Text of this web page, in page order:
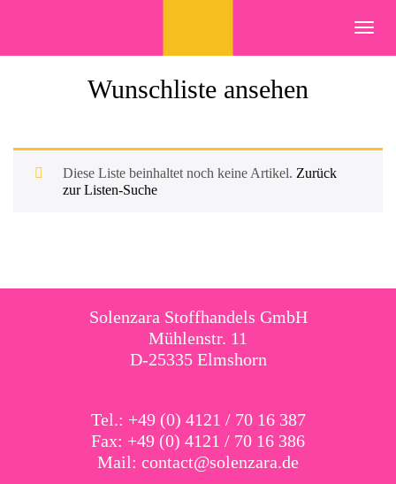
Wunschliste ansehen
Diese Liste beinhaltet noch keine Artikel. Zurück
zur Listen-Suche
Solenzara Stoffhandels GmbH
Mühlenstr. 11
D-25335 Elmshorn
Tel.: +49 (0) 4121 / 70 16 387
Fax: +49 (0) 4121 / 70 16 386
Mail: contact@solenzara.de